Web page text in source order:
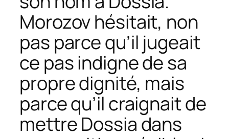
Morozov hésitait, non
pas parce qu’il jugeait
ce pas indigne de sa
propre dignité, mais
parce qu’il craignait de
mettre Dossia dans